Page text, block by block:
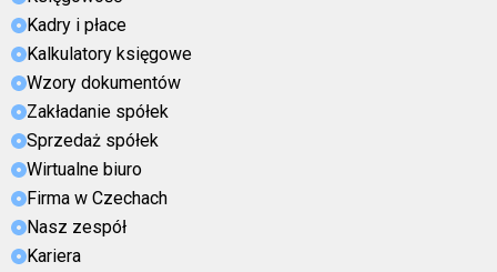
Kadry i płace
Kalkulatory księgowe
Wzory dokumentów
Zakładanie spółek
Sprzedaż spółek
Wirtualne biuro
Firma w Czechach
Nasz zespół
Kariera